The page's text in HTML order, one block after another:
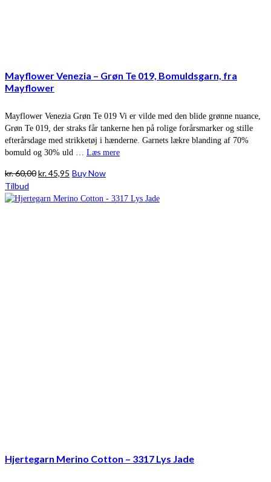
Mayflower Venezia – Grøn Te 019, Bomuldsgarn, fra
Mayflower
Mayflower Venezia Grøn Te 019 Vi er vilde med den blide grønne nuance,
Grøn Te 019, der straks får tankerne hen på rolige forårsmarker og stille
efterårsdage med strikketøj i hænderne. Garnets lækre blanding af 70%
bomuld og 30% uld … Læs mere
kr.60,00Den
pris
kr.45,95 Den
pris
Buy Now
Tilbud
Hjertegarn Merino Cotton – 3317 Lys Jade